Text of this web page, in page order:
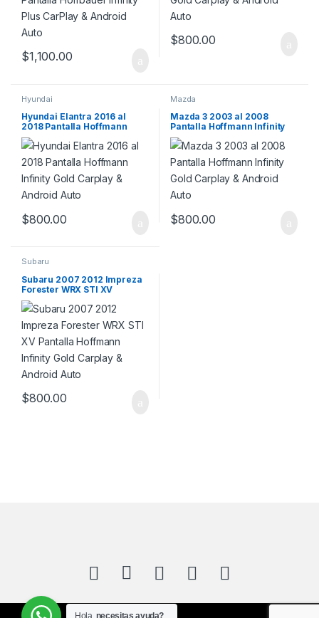
$1,100.00
$800.00
Hyundai
Hyundai Elantra 2016 al
2018 Pantalla Hoffmann
Infinity Gold Carplay &
Android Auto
$800.00
Mazda
Mazda 3 2003 al 2008
Pantalla Hoffmann Infinity
Gold Carplay & Android Auto
$800.00
Subaru
Subaru 2007 2012 Impreza
Forester WRX STI XV
Pantalla Hoffmann Infinity
Gold Carplay & Android Auto
$800.00
Hola, necesitas ayuda?